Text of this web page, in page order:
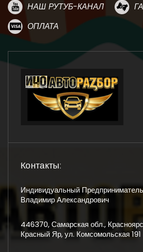
НАШ РУТУБ-КАНАЛ
ОПЛАТА
Контакты:
Индивидуальный
Владимир Александрович
446370, Самарская обл.,
Красный Яр, ул. Комсомольская 191